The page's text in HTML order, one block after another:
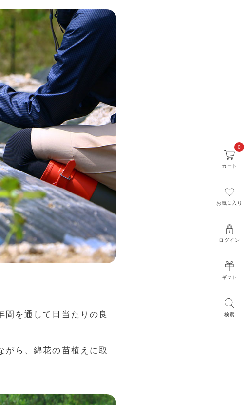
検索
ギフト
ログイン
お気に入り
カート
0
間を通して日当たりの良
がら、綿花の苗植えに取